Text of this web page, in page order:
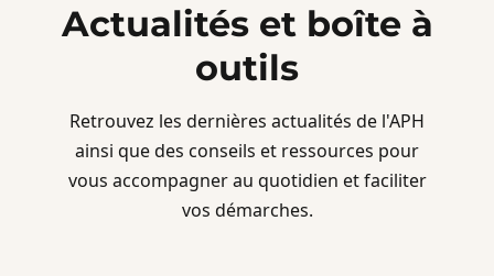
Actualités et boîte à
outils
Retrouvez les dernières actualités de l'APH
ainsi que des conseils et ressources pour
vous accompagner au quotidien et faciliter
vos démarches.